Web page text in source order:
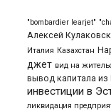
"bombardier learjet"
Алексей
Италия Казахстан
джет вид на
вывод капитала из
инвестиции в
ликвидация